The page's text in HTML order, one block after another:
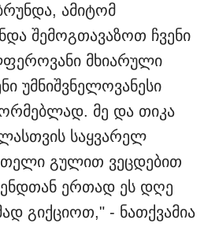
ამიტომ
შემოგთავაზოთ ჩვენი
მხიარული
უმნიშვნელოვანესი
მე და თიკა
საყვარელ
გულით ვეცდებით
ერთად ეს დღე
გიქციოთ," - ნათქვამია